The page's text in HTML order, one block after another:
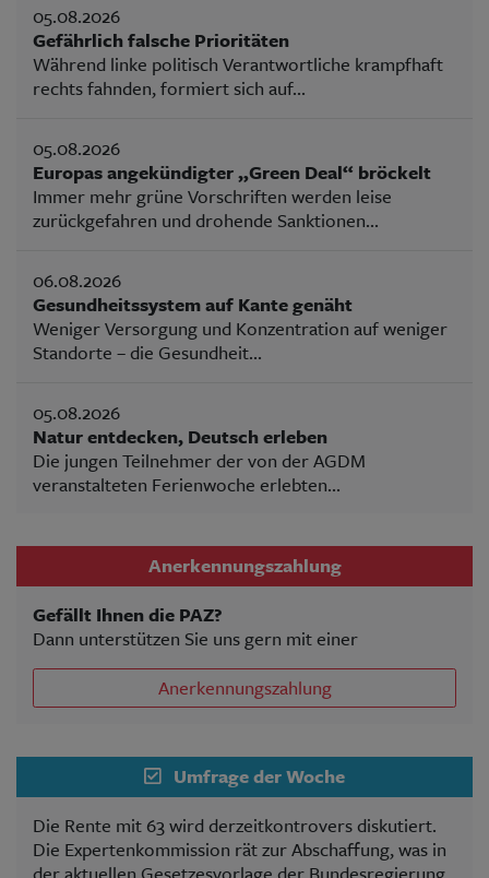
05.08.2026
Gefährlich falsche Prioritäten
Während linke politisch Verantwortliche krampfhaft
rechts fahnden, formiert sich auf...
05.08.2026
Europas angekündigter „Green Deal“ bröckelt
Immer mehr grüne Vorschriften werden leise
zurückgefahren und drohende Sanktionen...
06.08.2026
Gesundheitssystem auf Kante genäht
Weniger Versorgung und Konzentration auf weniger
Standorte – die Gesundheit...
05.08.2026
Natur entdecken, Deutsch erleben
Die jungen Teilnehmer der von der AGDM
veranstalteten Ferienwoche erlebten...
Anerkennungszahlung
Gefällt Ihnen die PAZ?
Dann unterstützen Sie uns gern mit einer
Anerkennungszahlung
Umfrage der Woche
Die Rente mit 63 wird derzeitkontrovers diskutiert.
Die Expertenkommission rät zur Abschaffung, was in
der aktuellen Gesetzesvorlage der Bundesregierung